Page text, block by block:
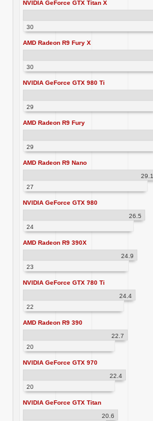
NVIDIA GeForce GTX Titan X
30
AMD Radeon R9 Fury X
30
NVIDIA GeForce GTX 980 Ti
29
AMD Radeon R9 Fury
29
AMD Radeon R9 Nano
29.1
27
NVIDIA GeForce GTX 980
26.5
24
AMD Radeon R9 390X
24.9
23
NVIDIA GeForce GTX 780 Ti
24.4
22
AMD Radeon R9 390
22.7
20
NVIDIA GeForce GTX 970
22.4
20
NVIDIA GeForce GTX Titan
20.6